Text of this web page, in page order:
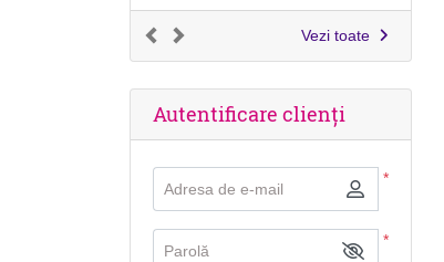
Vezi toate
Autentificare clienți
*
Adresa de e-mail
*
Parolă